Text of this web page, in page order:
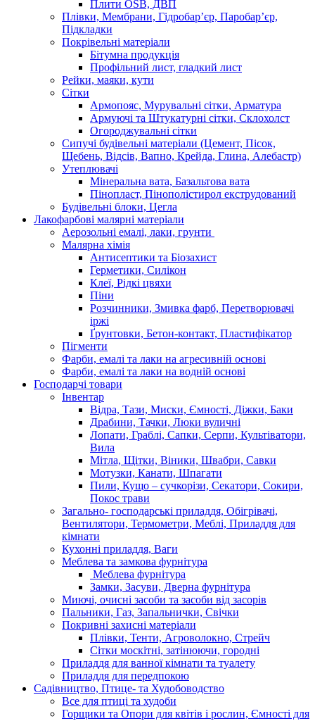
Плити OSB, ДВП
Плівки, Мембрани, Гідробар’єр, Паробар’єр,
Підкладки
Покрівельні матеріали
Бітумна продукція
Профільний лист, гладкий лист
Рейки, маяки, кути
Сітки
Армопояс, Мурувальні сітки, Арматура
Армуючі та Штукатурні сітки, Склохолст
Огороджувальні сітки
Сипучі будівельні матеріали (Цемент, Пісок,
Щебень, Відсів, Вапно, Крейда, Глина, Алебастр)
Утеплювачі
Мінеральна вата, Базальтова вата
Пінопласт, Пінополістирол екструдований
Будівельні блоки, Цегла
Лакофарбові малярні матеріали
Аерозольні емалі, лаки, грунти
Малярна хімія
Антисептики та Біозахист
Герметики, Силікон
Клеї, Рідкі цвяхи
Піни
Розчинники, Змивка фарб, Перетворювачі
іржі
Ґрунтовки, Бетон-контакт, Пластифікатор
Пігменти
Фарби, емалі та лаки на агресивній основі
Фарби, емалі та лаки на водній основі
Господарчі товари
Інвентар
Відра, Тази, Миски, Ємності, Діжки, Баки
Драбини, Тачки, Люки вуличні
Лопати, Граблі, Сапки, Серпи, Культіватори,
Вила
Мітла, Щітки, Віники, Швабри, Савки
Мотузки, Канати, Шпагати
Пили, Кущо – сучкорізи, Секатори, Сокири,
Покос трави
Загально- господарські приладдя, Обігрівачі,
Вентилятори, Термометри, Меблі, Приладдя для
кімнати
Кухонні приладдя, Ваги
Меблева та замкова фурнітура
Меблева фурнітура
Замки, Засуви, Дверна фурнітура
Миючі, очисні засоби та засоби від засорів
Пальники, Газ, Запальнички, Свічки
Покривні захисні матеріали
Плівки, Тенти, Агроволокно, Стрейч
Сітки москітні, затінюючи, городні
Приладдя для ванної кімнати та туалету
Приладдя для передпокою
Садівництво, Птице- та Худобоводство
Все для птиці та худоби
Горщики та Опори для квітів і рослин, Ємності для